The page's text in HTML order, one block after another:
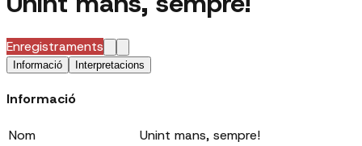
Enregistraments
Informació Interpretacions
Informació
Nom
Unint mans, sempre!